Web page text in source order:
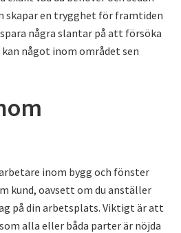
skapar en trygghet för framtiden
några slantar på att försöka
något inom området sen
inom bygg och fönster
kund, oavsett om du anställer
på din arbetsplats. Viktigt är att
alla eller båda parter är nöjda